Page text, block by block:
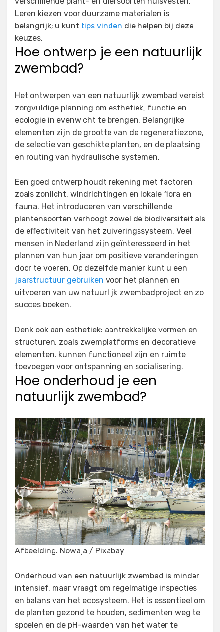
Leren kiezen voor duurzame materialen is
belangrijk; u kunt tips vinden die helpen bij deze
keuzes.
Hoe ontwerp je een natuurlijk
zwembad?
Het ontwerpen van een natuurlijk zwembad vereist
zorgvuldige planning om esthetiek, functie en
ecologie in evenwicht te brengen. Belangrijke
elementen zijn de grootte van de regeneratiezone,
de selectie van geschikte planten, en de plaatsing
en routing van hydraulische systemen.
Een goed ontwerp houdt rekening met factoren
zoals zonlicht, windrichtingen en lokale flora en
fauna. Het introduceren van verschillende
plantensoorten verhoogt zowel de biodiversiteit als
de effectiviteit van het zuiveringssysteem. Veel
mensen in Nederland zijn geïnteresseerd in het
plannen van hun jaar om positieve veranderingen
door te voeren. Op dezelfde manier kunt u een
jaarstructuur gebruiken voor het plannen en
uitvoeren van uw natuurlijk zwembadproject en zo
succes boeken.
Denk ook aan esthetiek: aantrekkelijke vormen en
structuren, zoals zwemplatforms en decoratieve
elementen, kunnen functioneel zijn en ruimte
toevoegen voor ontspanning en socialisering.
Hoe onderhoud je een
natuurlijk zwembad?
Afbeelding: Nowaja / Pixabay
Onderhoud van een natuurlijk zwembad is minder
intensief, maar vraagt om regelmatige inspecties
en balans van het ecosysteem. Het is essentieel om
de planten gezond te houden, sedimenten weg te
spoelen en de pH-waarden van het water te